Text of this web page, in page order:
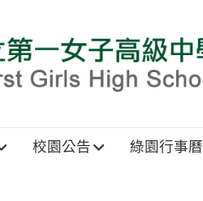
校園公告 綠園行事曆